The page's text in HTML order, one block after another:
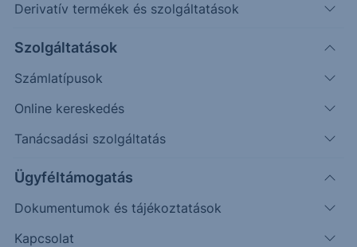
Derivatív termékek és szolgáltatások
Szolgáltatások
Számlatípusok
Online kereskedés
Tanácsadási szolgáltatás
Ügyféltámogatás
Dokumentumok és tájékoztatások
Kapcsolat
Ez a grafikon jelenleg nem elérhető.